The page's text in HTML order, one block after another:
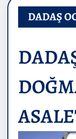
DADAŞ